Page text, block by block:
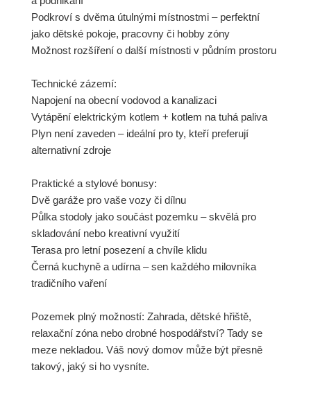
Podkroví s dvěma útulnými místnostmi – perfektní
jako dětské pokoje, pracovny či hobby zóny
Možnost rozšíření o další místnosti v půdním prostoru
Technické zázemí:
Napojení na obecní vodovod a kanalizaci
Vytápění elektrickým kotlem + kotlem na tuhá paliva
Plyn není zaveden – ideální pro ty, kteří preferují
alternativní zdroje
Praktické a stylové bonusy:
Dvě garáže pro vaše vozy či dílnu
Půlka stodoly jako součást pozemku – skvělá pro
skladování nebo kreativní využití
Terasa pro letní posezení a chvíle klidu
Černá kuchyně a udírna – sen každého milovníka
tradičního vaření
Pozemek plný možností: Zahrada, dětské hřiště,
relaxační zóna nebo drobné hospodářství? Tady se
meze nekladou. Váš nový domov může být přesně
takový, jaký si ho vysníte.